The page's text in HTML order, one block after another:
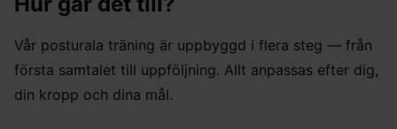
Vår posturala träning är uppbyggd i flera steg — från
första samtalet till uppföljning. Allt anpassas efter dig,
din kropp och dina mål.